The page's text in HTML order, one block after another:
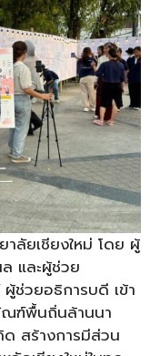
ลัยเชียงใหม่ โดย ผู้
และผู้ช่วย
ช่วยอธิการบดี เข้า
ณฑ์พื้นถิ่นล้านนา
ด สร้างการมีส่วน